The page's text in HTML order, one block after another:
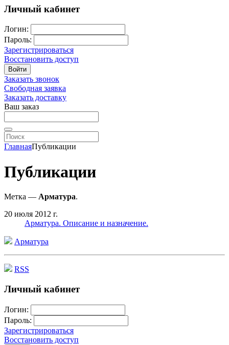
Личный кабинет
Логин:
Пароль:
Зарегистрироваться
Восстановить доступ
Войти
Заказать звонок
Свободная заявка
Заказать доставку
Ваш заказ
ГлавнаяПубликации
Публикации
Метка — Арматура.
20 июля 2012 г.
Арматура. Описание и назначение.
Арматура
RSS
Личный кабинет
Логин:
Пароль:
Зарегистрироваться
Восстановить доступ